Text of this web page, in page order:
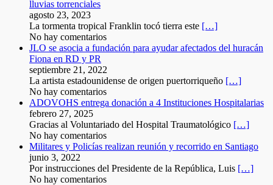
lluvias torrenciales
agosto 23, 2023
La tormenta tropical Franklin tocó tierra este […]
No hay comentarios
JLO se asocia a fundación para ayudar afectados del huracán
Fiona en RD y PR
septiembre 21, 2022
La artista estadounidense de origen puertorriqueño […]
No hay comentarios
ADOVOHS entrega donación a 4 Instituciones Hospitalarias
febrero 27, 2025
Gracias al Voluntariado del Hospital Traumatológico […]
No hay comentarios
Militares y Policías realizan reunión y recorrido en Santiago
junio 3, 2022
Por instrucciones del Presidente de la República, Luis […]
No hay comentarios